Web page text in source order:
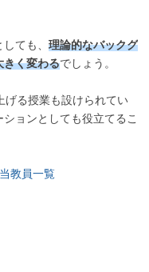
ても、 理論的なバックグ
きく変わるでしょう。
げる授業も設けられてい
ョンとしても役立てるこ
教員一覧